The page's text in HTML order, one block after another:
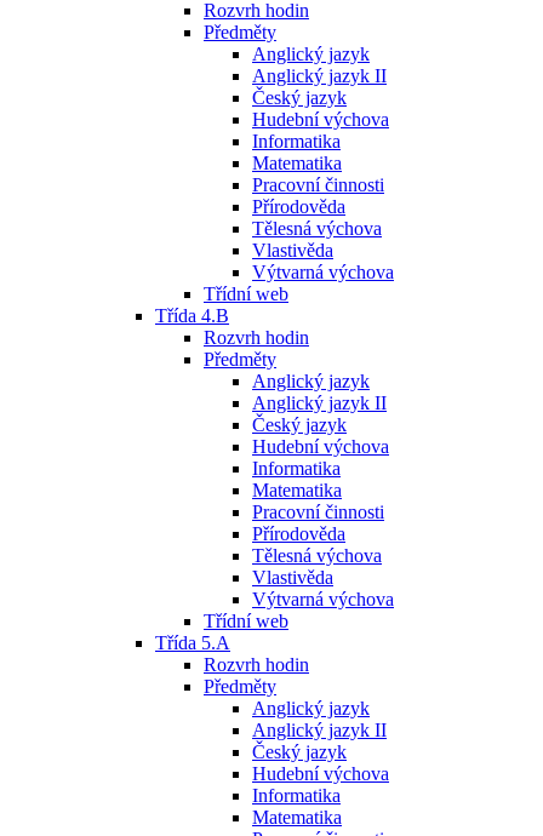
Rozvrh hodin
Předměty
Anglický jazyk
Anglický jazyk II
Český jazyk
Hudební výchova
Informatika
Matematika
Pracovní činnosti
Přírodověda
Tělesná výchova
Vlastivěda
Výtvarná výchova
Třídní web
Třída 4.B
Rozvrh hodin
Předměty
Anglický jazyk
Anglický jazyk II
Český jazyk
Hudební výchova
Informatika
Matematika
Pracovní činnosti
Přírodověda
Tělesná výchova
Vlastivěda
Výtvarná výchova
Třídní web
Třída 5.A
Rozvrh hodin
Předměty
Anglický jazyk
Anglický jazyk II
Český jazyk
Hudební výchova
Informatika
Matematika